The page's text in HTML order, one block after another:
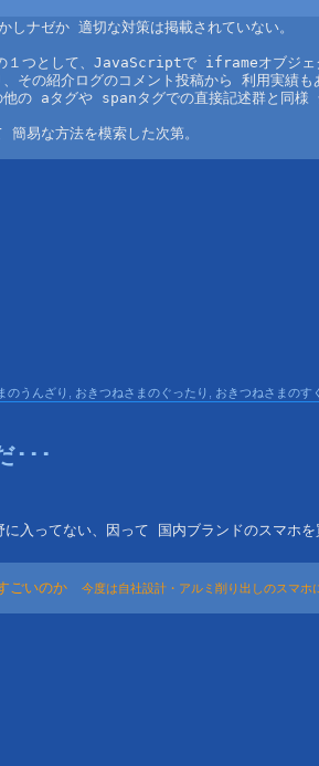
しナゼか 適切な対策は掲載されていない。
つとして、JavaScriptで iframeオブジェ
その紹介ログのコメント投稿から 利用実績も
他の aタグや spanタグでの直接記述群と同様
易な方法を模索した次第。
のうんざり おきつねさまのぐったり おきつねさまのす
･･･
入ってない、因って 国内ブランドのスマホ
ごいのか 今度は自社設計・アルミ削り出しのスマホ